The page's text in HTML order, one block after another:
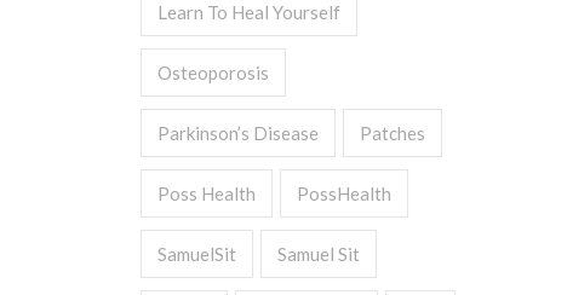
Learn To Heal Yourself
Osteoporosis
Parkinson’s Disease Patches
Poss Health PossHealth
SamuelSit Samuel Sit